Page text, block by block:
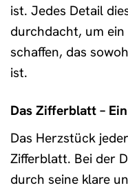
ist. Jedes Detail
durchdacht, um
schaffen, das
ist.
Das Zifferblatt –
Das Herzstück
Zifferblatt. Bei der
durch seine klare